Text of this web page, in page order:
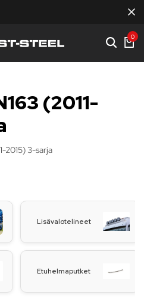
0
(2011-
2015) 3-sarja
Lisävalotelineet
Etuhelmaputket